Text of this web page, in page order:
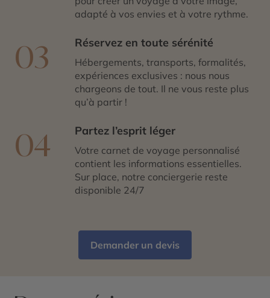
adapté à vos envies et à votre rythme.
03 Réservez en toute sérénité
Hébergements, transports, formalités,
expériences exclusives : nous nous
chargeons de tout. Il ne vous reste plus
qu’à partir !
04 Partez l’esprit léger
Votre carnet de voyage personnalisé
contient les informations essentielles.
Sur place, notre conciergerie reste
disponible 24/7
Demander un devis